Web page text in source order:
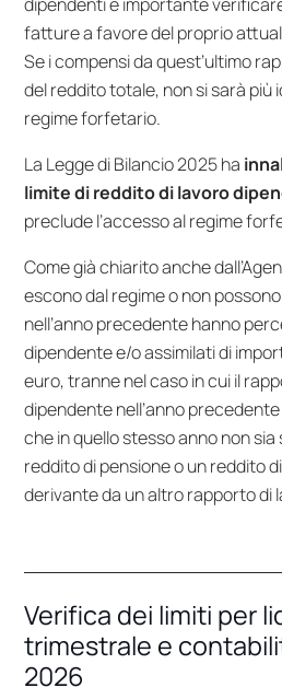
dipendenti è importante
fatture a favore del proprio
Se i compensi da quest’ultimo
del reddito totale, non si sarà più
regime forfetario.
La Legge di Bilancio 2025 ha
limite di reddito di lavoro
preclude l’accesso al regime
Come già chiarito anche
escono dal regime o non
nell’anno precedente hanno
dipendente e/o assimilati di
euro, tranne nel caso in cui il
dipendente nell’anno
che in quello stesso anno non
reddito di pensione o un reddito
derivante da un altro rapporto di
Verifica dei limiti per
trimestrale e
2026